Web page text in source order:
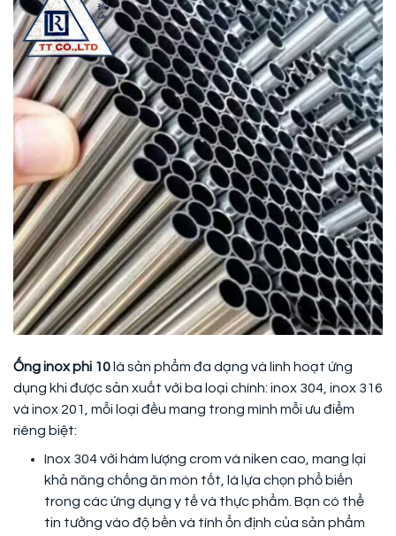
Ống inox phi 10 là sản phẩm đa dạng và linh hoạt ứng
dụng khi được sản xuất với ba loại chính: inox 304, inox 316
và inox 201, mỗi loại đều mang trong mình mỗi ưu điểm
riêng biệt:
Inox 304 với hàm lượng crom và niken cao, mang lại
khả năng chống ăn mòn tốt, là lựa chọn phổ biến
trong các ứng dụng y tế và thực phẩm. Bạn có thể
tin tưởng vào độ bền và tính ổn định của sản phẩm